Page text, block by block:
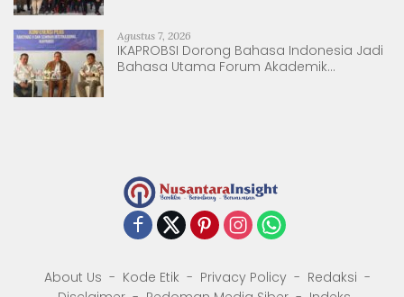
Agustus 7, 2026
IKAPROBSI Dorong Bahasa Indonesia Jadi
Bahasa Utama Forum Akademik
About Us Kode Etik Privacy Policy
Redaksi